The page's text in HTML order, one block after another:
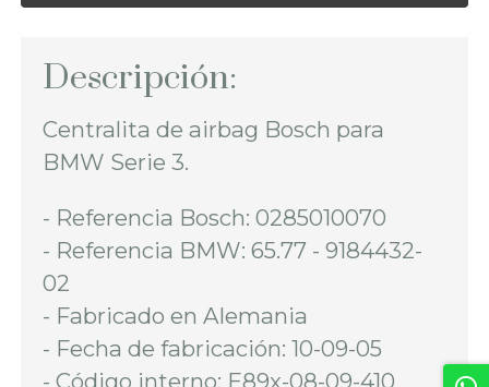
Descripción:
Centralita de airbag Bosch para
BMW Serie 3.
- Referencia Bosch: 0285010070
- Referencia BMW: 65.77 - 9184432-
02
- Fabricado en Alemania
- Fecha de fabricación: 10-09-05
- Código interno: E89x-08-09-410